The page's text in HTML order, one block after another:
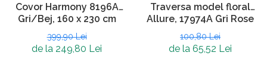
Covor Harmony 8196A
Gri/Bej, 160 x 230 cm
399,90 Lei
de la 249,80 Lei
Traversa model floral
Allure, 17974A Gri Rose
100,80 Lei
de la 65,52 Lei